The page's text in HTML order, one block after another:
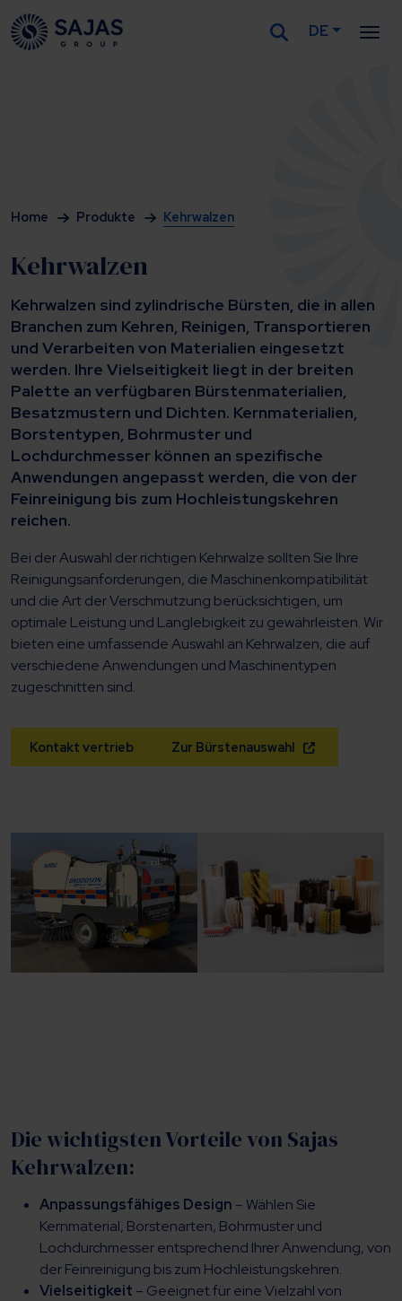
Siirry sisältöön
DE
Home Produkte Kehrwalzen
Kehrwalzen
Kehrwalzen sind zylindrische Bürsten, die in allen
Branchen zum Kehren, Reinigen, Transportieren
und Verarbeiten von Materialien eingesetzt
werden. Ihre Vielseitigkeit liegt in der breiten
Palette an verfügbaren Bürstenmaterialien,
Besatzmustern und Dichten. Kernmaterialien,
Borstentypen, Bohrmuster und
Lochdurchmesser können an spezifische
Anwendungen angepasst werden, die von der
Feinreinigung bis zum Hochleistungskehren
reichen.
Bei der Auswahl der richtigen Kehrwalze sollten Sie Ihre
Reinigungsanforderungen, die Maschinenkompatibilität
und die Art der Verschmutzung berücksichtigen, um
optimale Leistung und Langlebigkeit zu gewährleisten. Wir
bieten eine umfassende Auswahl an Kehrwalzen, die auf
verschiedene Anwendungen und Maschinentypen
zugeschnitten sind.
Kontakt vertrieb Zur Bürstenauswahl
Die wichtigsten Vorteile von Sajas
Kehrwalzen:
Anpassungsfähiges Design – Wählen Sie
Kernmaterial, Borstenarten, Bohrmuster und
Lochdurchmesser entsprechend Ihrer Anwendung, von
der Feinreinigung bis zum Hochleistungskehren.
Vielseitigkeit – Geeignet für eine Vielzahl von